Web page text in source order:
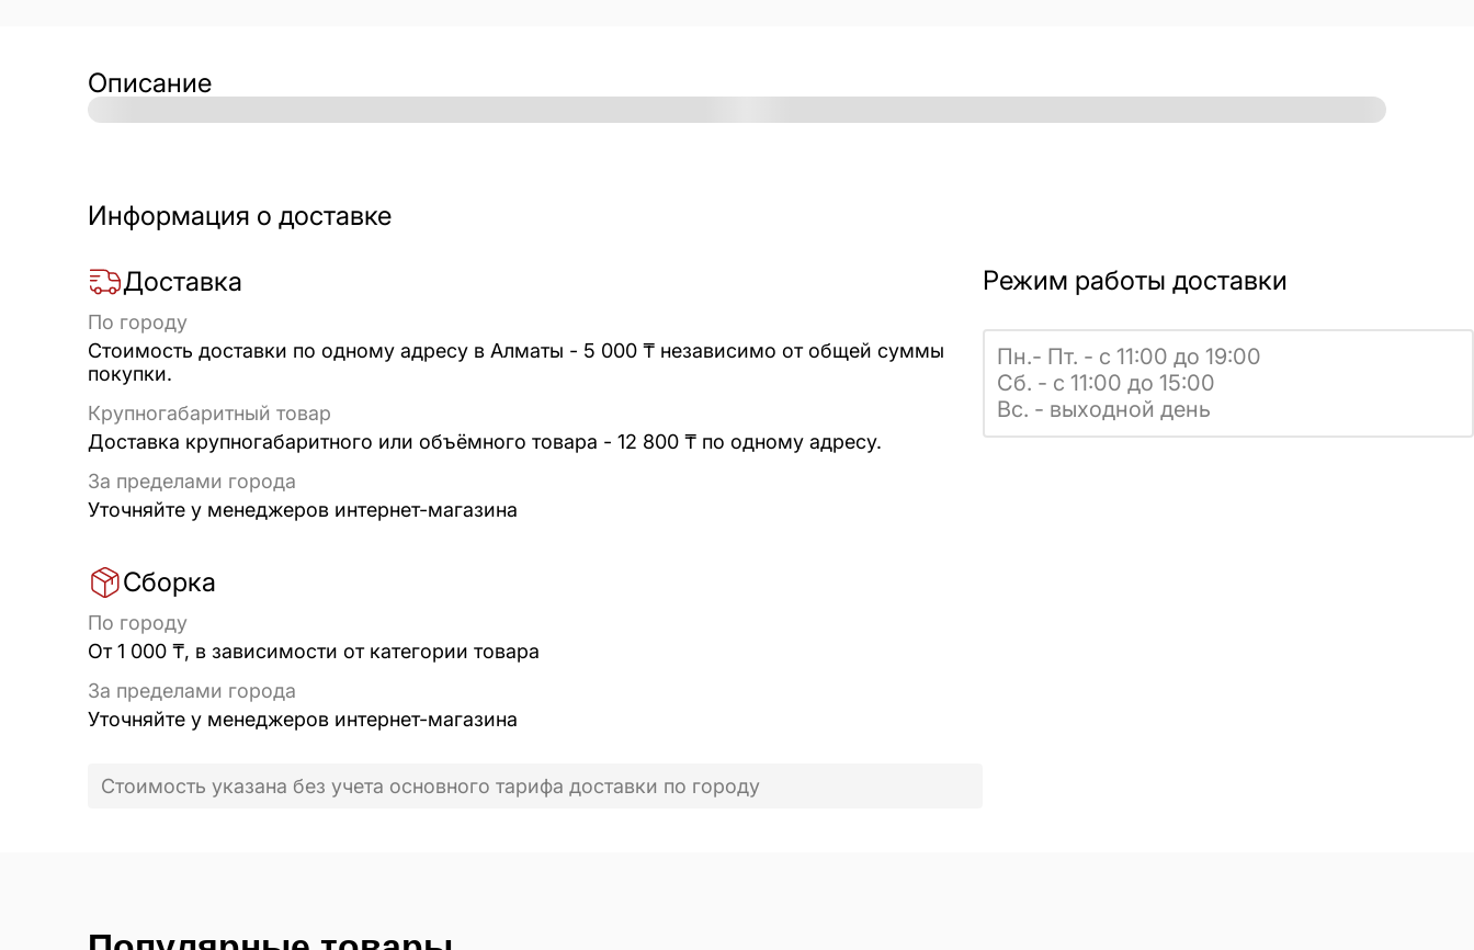
Описание
Информация о доставке
Доставка
По городу
Стоимость доставки по одному адресу в Алматы - 5 000 ₸ независимо от общей суммы
покупки.
Крупногабаритный товар
Доставка крупногабаритного или объёмного товара - 12 800 ₸ по одному адресу.
За пределами города
Уточняйте у менеджеров интернет-магазина
Сборка
По городу
От 1 000 ₸, в зависимости от категории товара
За пределами города
Уточняйте у менеджеров интернет-магазина
Стоимость указана без учета основного тарифа доставки по городу
Режим работы доставки
Пн.- Пт. - с 11:00 до 19:00
Сб. - с 11:00 до 15:00
Вс. - выходной день